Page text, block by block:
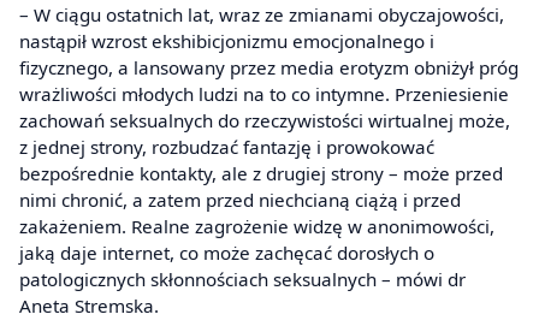
– W ciągu ostatnich lat, wraz ze zmianami obyczajowości,
nastąpił wzrost ekshibicjonizmu emocjonalnego i
fizycznego, a lansowany przez media erotyzm obniżył próg
wrażliwości młodych ludzi na to co intymne. Przeniesienie
zachowań seksualnych do rzeczywistości wirtualnej może,
z jednej strony, rozbudzać fantazję i prowokować
bezpośrednie kontakty, ale z drugiej strony – może przed
nimi chronić, a zatem przed niechcianą ciążą i przed
zakażeniem. Realne zagrożenie widzę w anonimowości,
jaką daje internet, co może zachęcać dorosłych o
patologicznych skłonnościach seksualnych – mówi dr
Aneta Stremska.